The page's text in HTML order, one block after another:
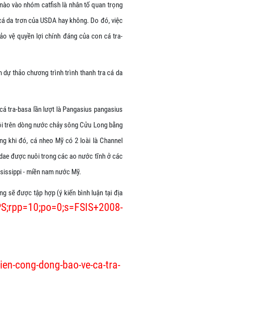
vào nhóm catfish là nhân tố quan trọng
da trơn của USDA hay không. Do đó, việc
vệ quyền lợi chính đáng của con cá tra-
dự thảo chương trình trình thanh tra cá da
tra-basa lần lượt là Pangasius pangasius
trên dòng nước chảy sông Cửu Long bằng
khi đó, cá nheo Mỹ có 2 loài là Channel
được nuôi trong các ao nước tĩnh ở các
- miền nam nước Mỹ.
sẽ được tập hợp (ý kiến bình luận tại địa
cong-dong-bao-ve-ca-tra-